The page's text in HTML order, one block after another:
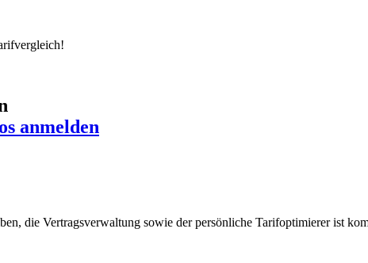
anmelden
die Vertragsverwaltung sowie der persönliche Tarifoptimierer ist